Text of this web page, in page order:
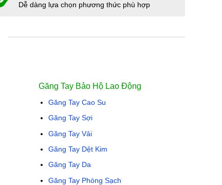
Dễ dàng lựa chọn phương thức phù hợp
Găng Tay Bảo Hộ Lao Động
Găng Tay Cao Su
Găng Tay Sợi
Găng Tay Vải
Găng Tay Dệt Kim
Găng Tay Da
Găng Tay Phòng Sạch